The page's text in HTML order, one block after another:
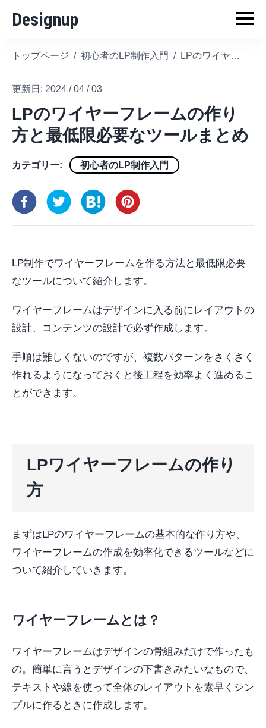
Designup
トップページ / 初心者のLP制作入門 / LPのワイヤーフレームの作り方と最低限必要なツールまとめ
更新日: 2024 / 04 / 03
LPのワイヤーフレームの作り
方と最低限必要なツールまとめ
カテゴリー: 初心者のLP制作入門
LP制作でワイヤーフレームを作る方法と最低限必要
なツールについて紹介します。
ワイヤーフレームはデザインに入る前にレイアウトの
設計、コンテンツの設計で必ず作成します。
手順は難しくないのですが、複数パターンをさくさく
作れるようになっておくと後工程を効率よく進めるこ
とができます。
LPワイヤーフレームの作り
方
まずはLPのワイヤーフレームの基本的な作り方や、
ワイヤーフレームの作成を効率化できるツールなどに
ついて紹介していきます。
ワイヤーフレームとは？
ワイヤーフレームはデザインの骨組みだけで作ったも
の。簡単に言うとデザインの下書きみたいなもので、
テキストや線を使って全体のレイアウトを素早くシン
プルに作るときに作成します。